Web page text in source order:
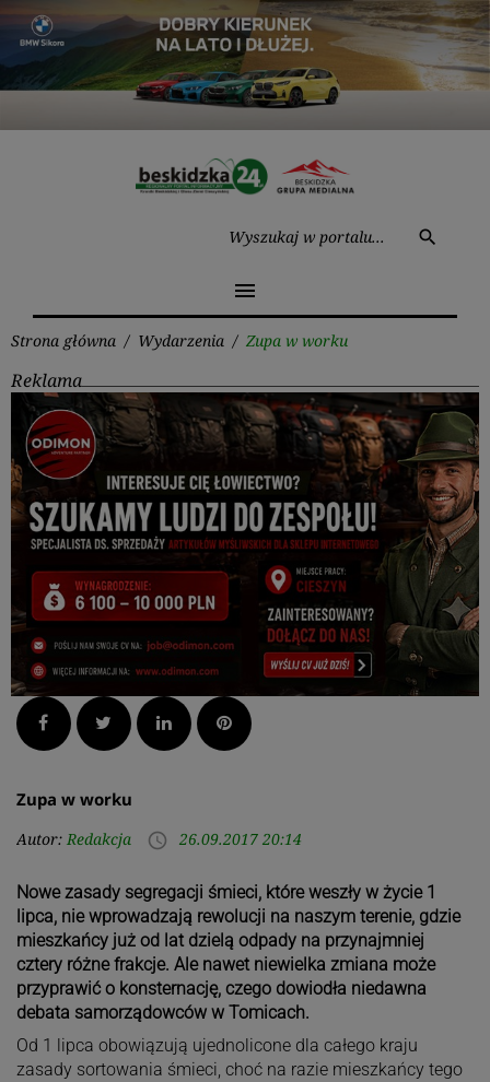
Przejdź
treści
search
menu
Strona główna / Wydarzenia / Zupa w worku
Reklama
Facebook Twitter LinkedInPinterest
Zupa w worku
Autor: Redakcja access_time 26.09.2017 20:14
Nowe zasady segregacji śmieci, które weszły w życie 1
lipca, nie wprowadzają rewolucji na naszym terenie, gdzie
mieszkańcy już od lat dzielą odpady na przynajmniej
cztery różne frakcje. Ale nawet niewielka zmiana może
przyprawić o konsternację, czego dowiodła niedawna
debata samorządowców w Tomicach.
Od 1 lipca obowiązują ujednolicone dla całego kraju
zasady sortowania śmieci, choć na razie mieszkańcy tego